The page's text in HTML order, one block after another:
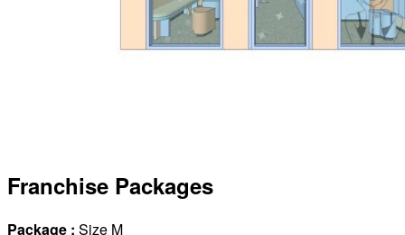
Franchise Packages
Package : Size M